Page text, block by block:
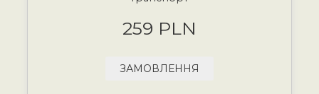
259 PLN
ЗАМОВЛЕННЯ